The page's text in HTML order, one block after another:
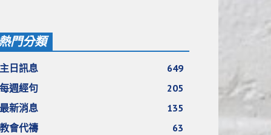
門分類
主日訊息
649
每週經句
205
最新消息
135
教會代禱
63